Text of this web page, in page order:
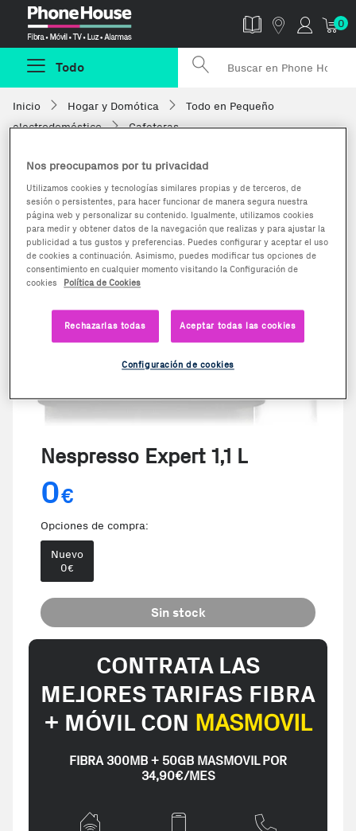
0
Todo
Inicio Hogar y Domótica
Todo en Pequeño
electrodoméstico
Cafeteras
Nespresso Expert 1,1 L
0€
Opciones de compra:
Nuevo
0€
Sin stock
CONTRATA LAS
MEJORES TARIFAS FIBRA
+ MÓVIL CON MASMOVIL
FIBRA 300MB + 50GB MASMOVIL POR
34,90€/MES
Nos preocupamos por tu privacidad
Utilizamos cookies y tecnologías similares propias y de terceros, de
sesión o persistentes, para hacer funcionar de manera segura nuestra
página web y personalizar su contenido. Igualmente, utilizamos cookies
para medir y obtener datos de la navegación que realizas y para ajustar la
publicidad a tus gustos y preferencias. Puedes configurar y aceptar el uso
de cookies a continuación. Asimismo, puedes modificar tus opciones de
consentimiento en cualquier momento visitando la Configuración de
cookies
Política de Cookies
Rechazarlas todas Aceptar todas las cookies
Configuración de cookies